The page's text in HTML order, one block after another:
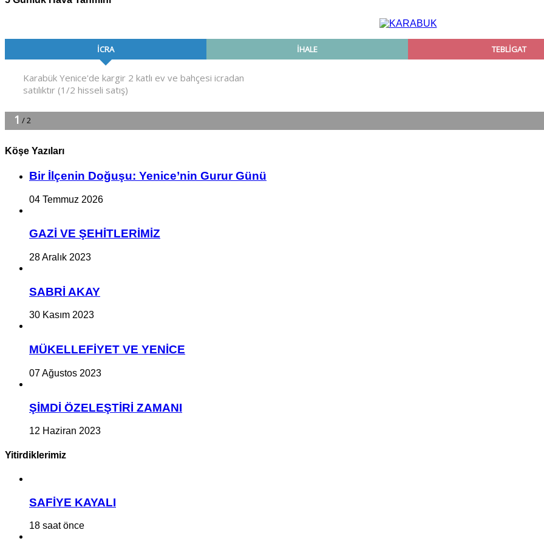
Köşe Yazıları
Bir İlçe­nin Do­ğu­şu: Ye­ni­ce’nin Gurur Günü
04 Temmuz 2026
GAZİ VE ŞEHİTLERİMİZ
28 Aralık 2023
SABRİ AKAY
30 Kasım 2023
MÜKELLEFİYET VE YENİCE
07 Ağustos 2023
ŞİMDİ ÖZELEŞTİRİ ZAMANI
12 Haziran 2023
Yitirdiklerimiz
SAFİYE KAYALI
18 saat önce